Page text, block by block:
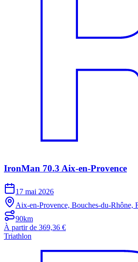
IronMan 70.3 Aix-en-Provence
17 mai 2026
Aix-en-Provence, Bouches-du-Rhône,
90km
À partir de 369,36 €
Triathlon